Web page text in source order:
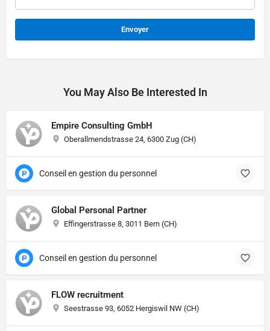
You May Also Be Interested In
Empire Consulting GmbH
Oberallmendstrasse 24, 6300 Zug (CH)
Conseil en gestion du personnel
Global Personal Partner
Effingerstrasse 8, 3011 Bern (CH)
Conseil en gestion du personnel
FLOW recruitment
Seestrasse 93, 6052 Hergiswil NW (CH)